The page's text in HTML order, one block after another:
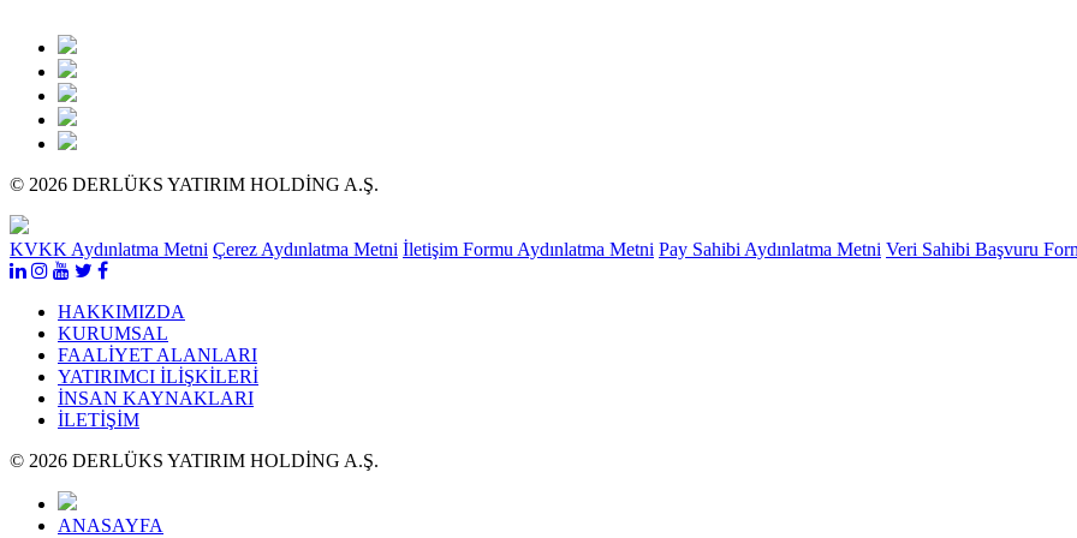
© 2026 DERLÜKS YATIRIM HOLDİNG A.Ş.
KVKK Aydınlatma Metni Çerez Aydınlatma Metni İletişim Formu Aydınlatma Metni Pay Sahibi Aydınlatma Metni Veri Sahibi Başvuru
HAKKIMIZDA
KURUMSAL
FAALİYET ALANLARI
YATIRIMCI İLİŞKİLERİ
İNSAN KAYNAKLARI
İLETİŞİM
© 2026 DERLÜKS YATIRIM HOLDİNG A.Ş.
ANASAYFA